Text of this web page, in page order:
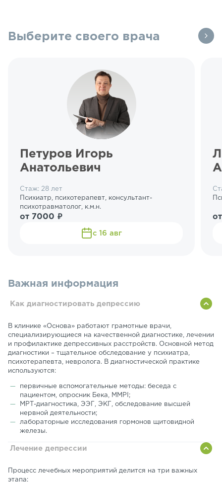
Выберите своего врача
Петуров Игорь
Анатольевич
Стаж: 28 лет
Психиатр, психотерапевт, консультант-
психотравматолог, к.м.н.
от 7000 ₽
с 16 авг
Важная информация
Как диагностировать депрессию
В клинике «Основа» работают грамотные врачи,
специализирующиеся на качественной диагностике, лечении
и профилактике депрессивных расстройств. Основной метод
диагностики – тщательное обследование у психиатра,
психотерапевта, невролога. В диагностической практике
используются:
первичные вспомогательные методы: беседа с
пациентом, опросник Бека, MMPI;
МРТ-диагностика, ЭЭГ, ЭКГ, обследование высшей
нервной деятельности;
лабораторные исследования гормонов щитовидной
железы.
Лечение депрессии
Процесс лечебных мероприятий делится на три важных
этапа: